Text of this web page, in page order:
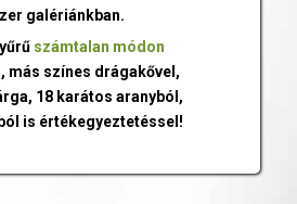
galériánkban.
számtalan módon
más színes drágakővel,
18 karátos aranyból,
is értékegyeztetéssel!